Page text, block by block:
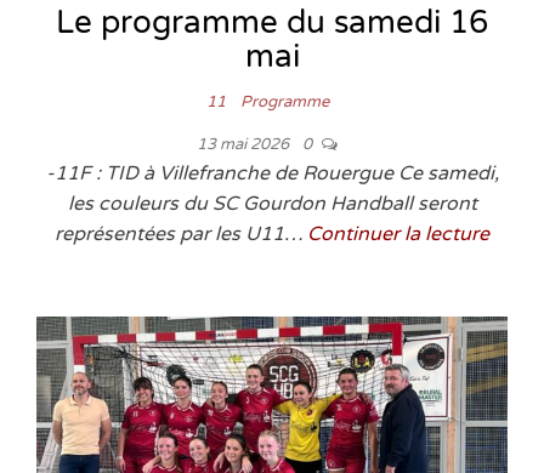
Le programme du samedi 16
mai
11 Programme
13 mai 2026 0
-11F : TID à Villefranche de Rouergue Ce samedi,
les couleurs du SC Gourdon Handball seront
représentées par les U11… Continuer la lecture